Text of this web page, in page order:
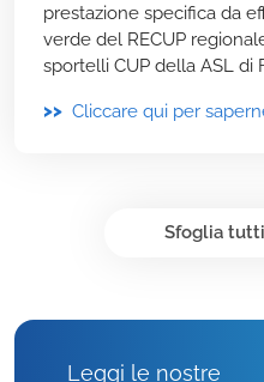
prestazione specifica da
verde del RECUP
sportelli CUP della ASL di
>> Cliccare qui per
Sfoglia
Leggi le nostre